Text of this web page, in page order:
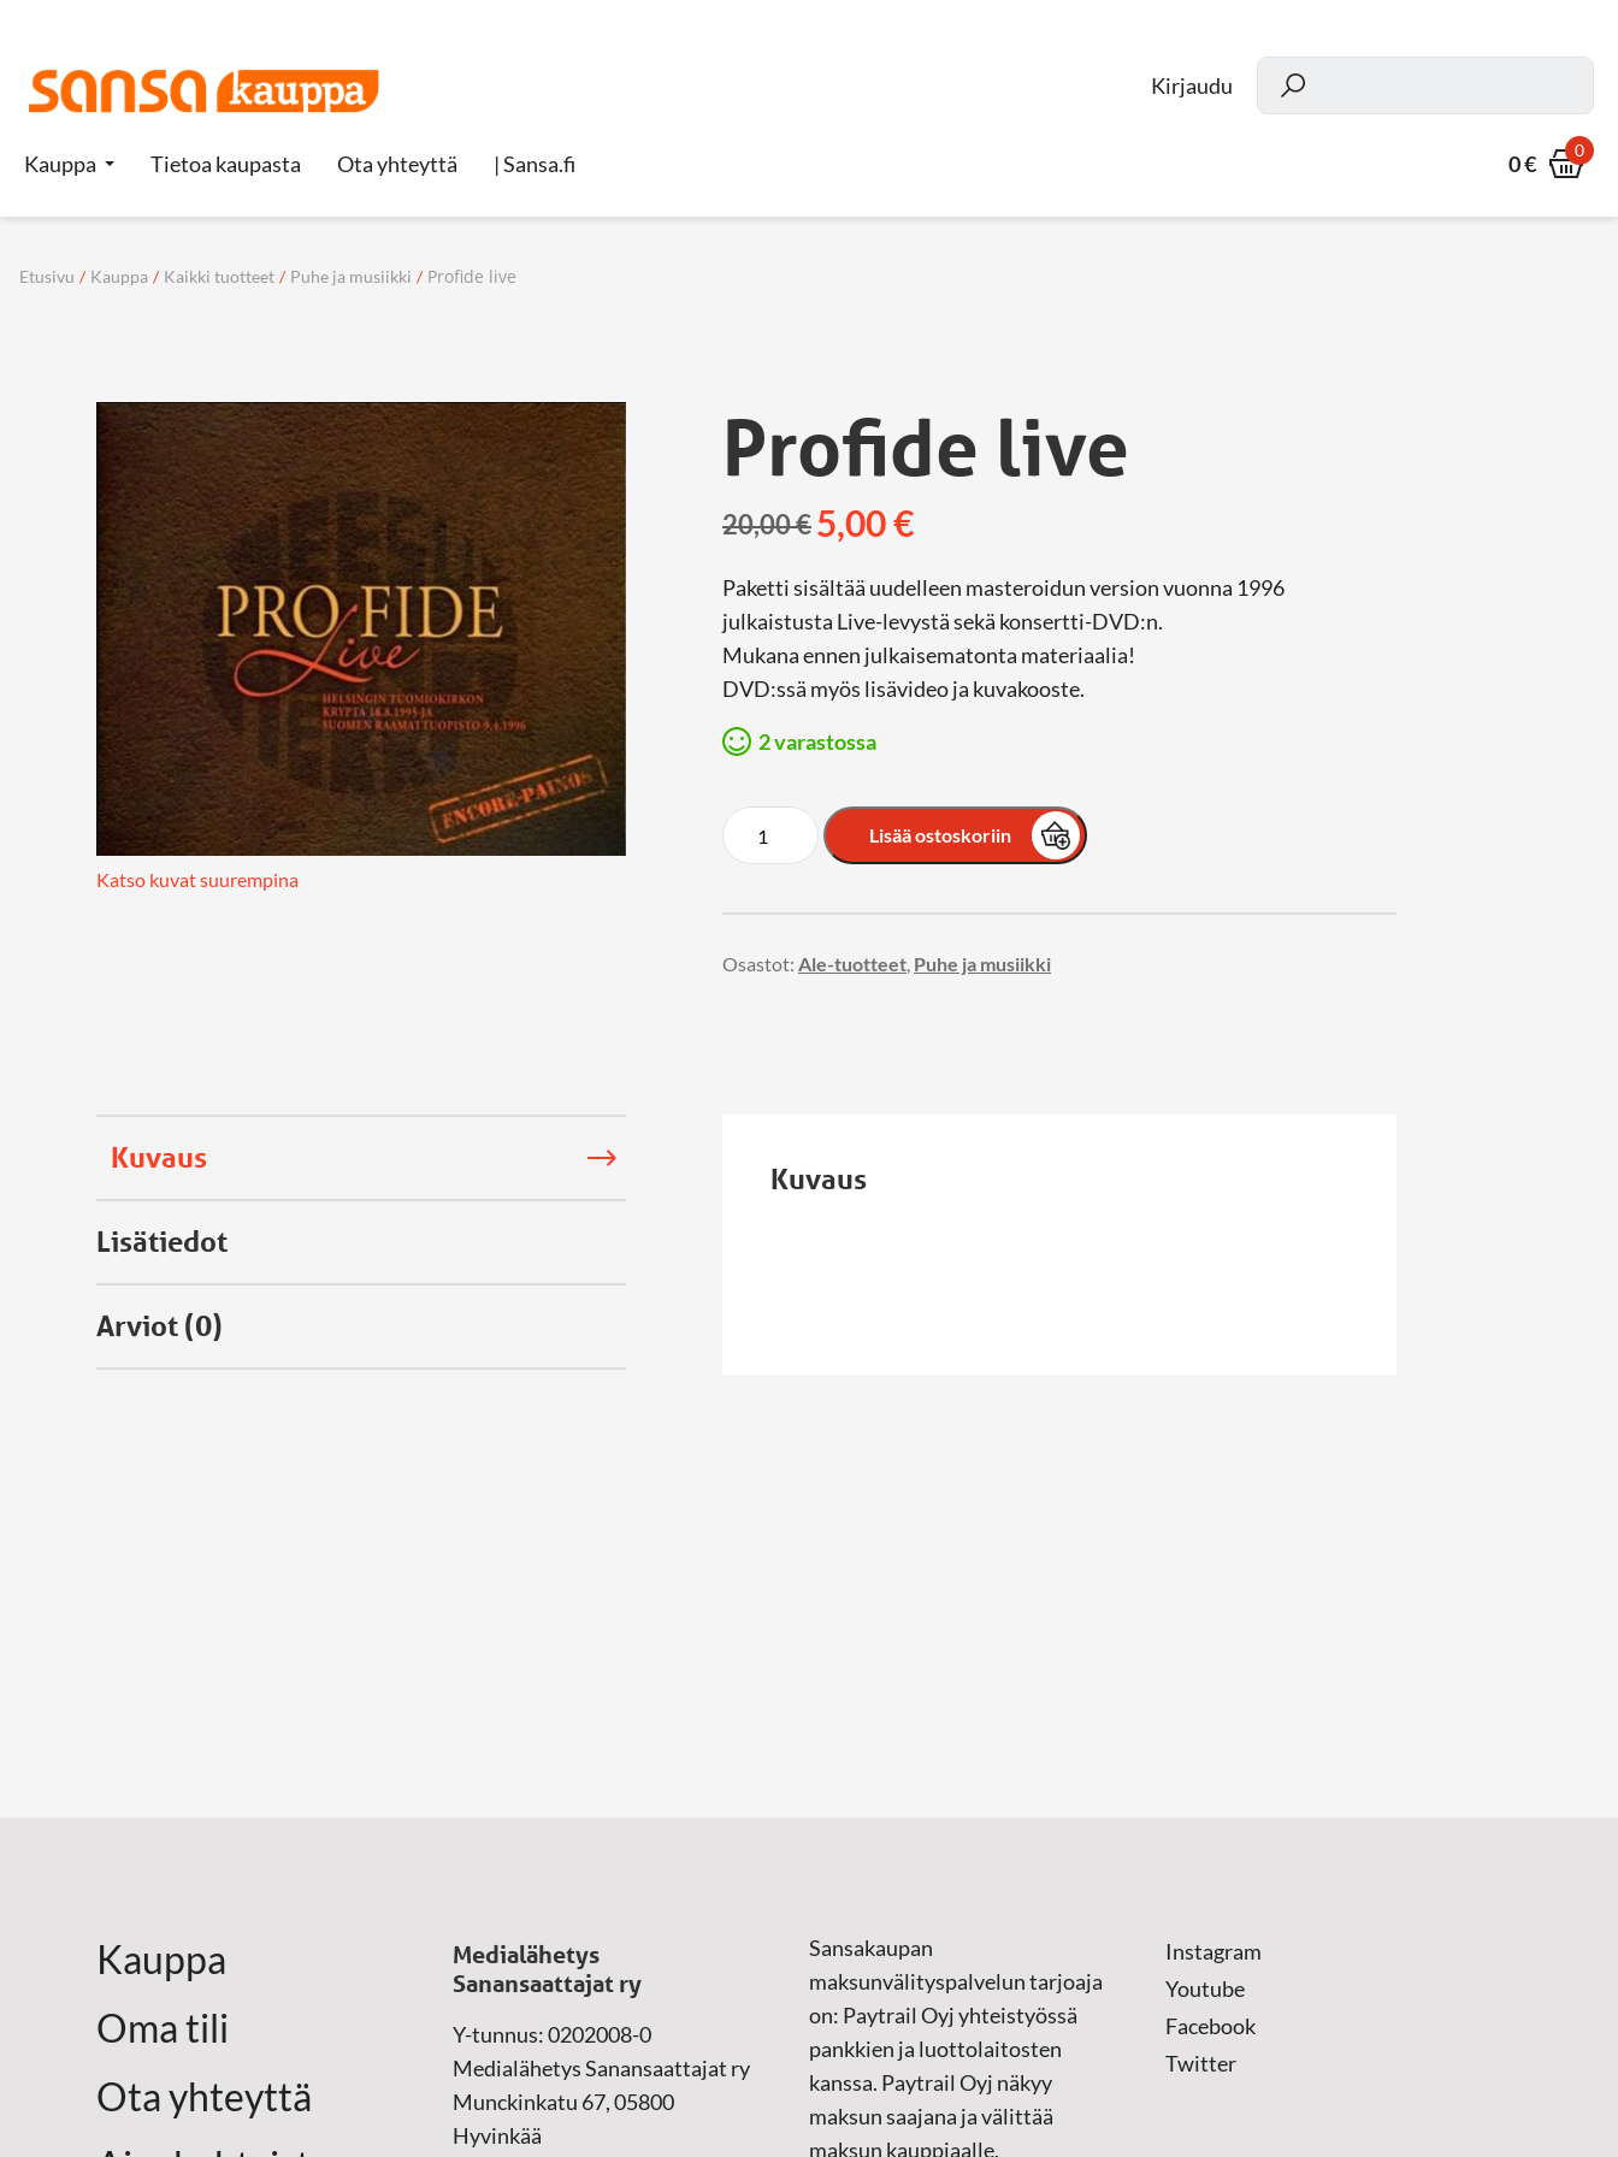
Kirjaudu
Kauppa Tietoa kaupasta Ota yhteyttä | Sansa.fi 0 €
0
Etusivu / Kauppa / Kaikki tuotteet / Puhe ja musiikki / Profide live
Katso kuvat suurempina
Profide live
20,00€5,00€
Paketti sisältää uudelleen masteroidun version vuonna 1996
julkaistusta Live-levystä sekä konsertti-DVD:n.
Mukana ennen julkaisematonta materiaalia!
DVD:ssä myös lisävideo ja kuvakooste.
2 varastossa
Lisää ostoskoriin
Osastot: Ale-tuotteet, Puhe ja musiikki
Kuvaus
Lisätiedot
Arviot (0)
Kuvaus
Kauppa
Oma tili
Ota yhteyttä
Medialähetys
Sanansaattajat ry
Y-tunnus: 0202008-0
Medialähetys Sanansaattajat ry
Munckinkatu 67, 05800
Hyvinkää
Sansakaupan
maksunvälityspalvelun tarjoaja
on: Paytrail Oyj yhteistyössä
pankkien ja luottolaitosten
kanssa. Paytrail Oyj näkyy
maksun saajana ja välittää
maksun kauppiaalle.
Instagram
Youtube
Facebook
Twitter